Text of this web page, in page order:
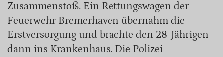
Zusammenstoß. Ein Rettungswagen der
Feuerwehr Bremerhaven übernahm die
Erstversorgung und brachte den 28-Jährigen
dann ins Krankenhaus. Die Polizei